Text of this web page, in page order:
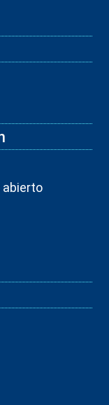
abierto